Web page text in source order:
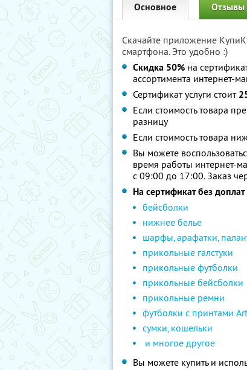
Основное Отзывы
Скачайте приложение
смартфона. Это удобно :)
Скидка 50% на
ассортимента интернет-
Сертификат услуги стоит
Если стоимость товара
разницу
Если стоимость товара
Вы можете
время работы интернет-
с 09:00 до 17:00. Заказ
На сертификат без
бейсболки
нижнее белье
шарфы, арафатки,
прикольные галстуки
прикольные футболки
прикольные бейсболки
прикольные ремни
футболки с принтами
сумки, кошельки
и многое другое
Вы можете купить и